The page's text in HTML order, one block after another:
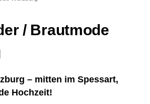
/ Brautmode
– mitten im Spessart,
Hochzeit!